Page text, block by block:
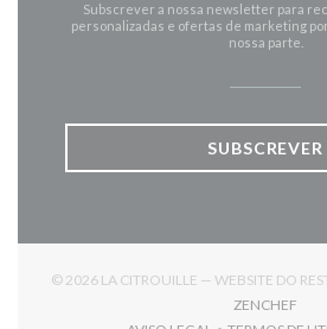
Subscrever a nossa newsletter para
personalizadas e ofertas de marketing
nossa parte.
SUBSCREVER
© 2026 LA CITROUILLE — WEBSITE DO
ZENCHEF